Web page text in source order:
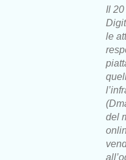
Il
le
del